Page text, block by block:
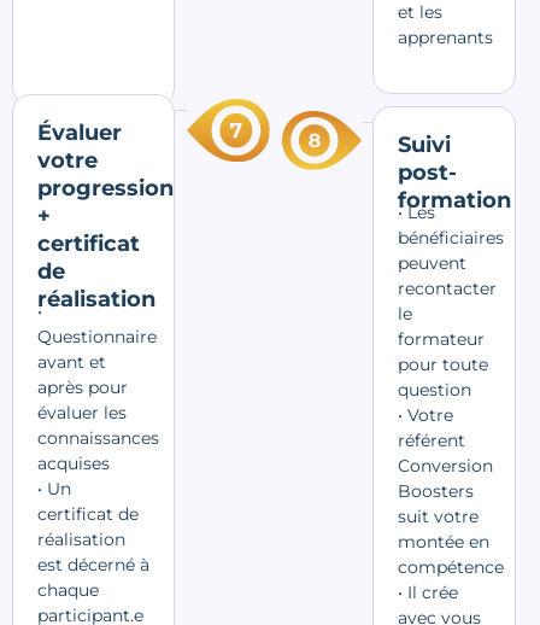
et les
apprenants
Évaluer
votre
progression
+
certificat
de
réalisation
•
Questionnaire
avant et
après pour
évaluer les
connaissances
acquises
• Un
certificat de
réalisation
est décerné à
chaque
participant.e
Suivi
post-
formation
• Les
bénéficiaires
peuvent
recontacter
le
formateur
pour toute
question
• Votre
référent
Conversion
Boosters
suit votre
montée en
compétence
• Il crée
avec vous